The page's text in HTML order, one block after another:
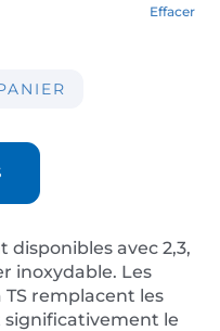
Effacer
disponibles avec 2,3,
inoxydable. Les
remplacent les
le